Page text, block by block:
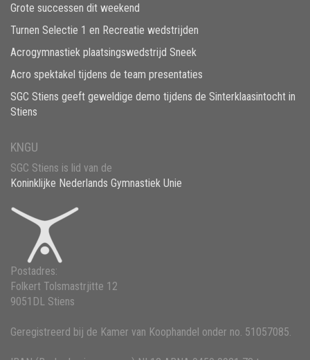
Grote successen dit weekend
Turnen Selectie 1 en Recreatie wedstrijden
Acrogymnastiek plaatsingswedstrijd Sneek
Acro spektakel tijdens de team presentaties
SGC Stiens geeft geweldige demo tijdens de Sinterklaasintocht in
Stiens
KNGU
SGC Stiens is lid van de
Koninklijke Nederlands Gymnastiek Unie
Postadres:
Folkert Tolsmastrjitte 12
9051DL Stiens
Geregistreerd bij de Kamer van Koophandel onder no. 51057085.